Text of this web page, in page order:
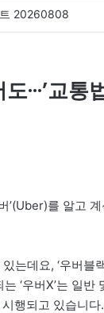
20260808
···’교
를 알고
는데요, ‘우버
‘우버X’는 일
행되고 있습니